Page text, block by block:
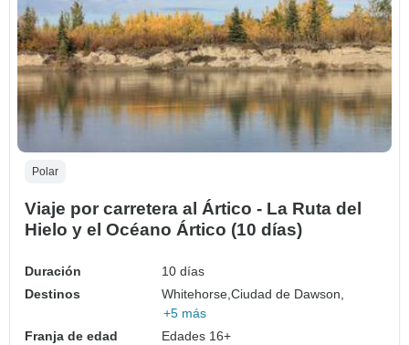
Polar
Viaje por carretera al Ártico - La Ruta del
Hielo y el Océano Ártico (10 días)
Duración
10 días
Destinos
Whitehorse,Ciudad de Dawson,
+5 más
Franja de edad
Edades 16+